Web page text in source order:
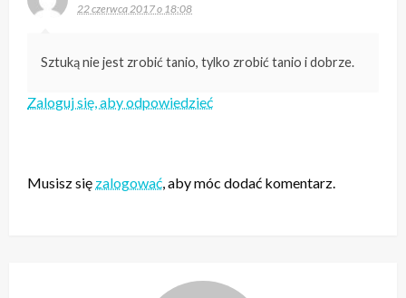
22 czerwca 2017 o 18:08
Sztuką nie jest zrobić tanio, tylko zrobić tanio i dobrze.
Zaloguj się, aby odpowiedzieć
Musisz się zalogować , aby móc dodać komentarz.